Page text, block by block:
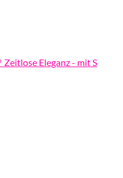
Zeitlose Eleganz - mit S